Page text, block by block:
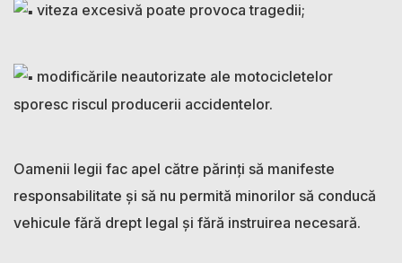
viteza excesivă poate provoca tragedii;
modificările neautorizate ale motocicletelor
sporesc riscul producerii accidentelor.
Oamenii legii fac apel către părinți să manifeste
responsabilitate și să nu permită minorilor să conducă
vehicule fără drept legal și fără instruirea necesară.